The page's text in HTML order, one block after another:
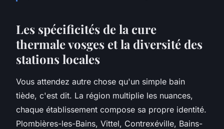
Les spécificités de la cure
thermale vosges et la diversité des
stations locales
Vous attendez autre chose qu'un simple bain
tiède, c'est dit. La région multiplie les nuances,
chaque établissement compose sa propre identité.
Plombières-les-Bains, Vittel, Contrexéville, Bains-